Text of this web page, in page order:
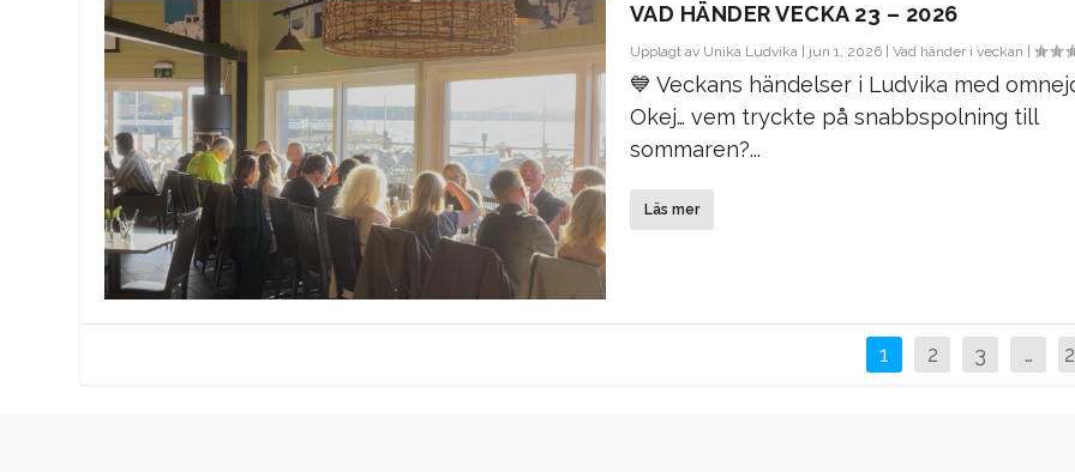
VAD HÄNDER VECKA 23 – 2026
Upplagt av Unika Ludvika jun 1, 2026| Vad händer i veckan
💙 Veckans händelser i Ludvika med
Okej… vem tryckte på snabbspolning till
sommaren?...
Läs mer
1 2 3 …